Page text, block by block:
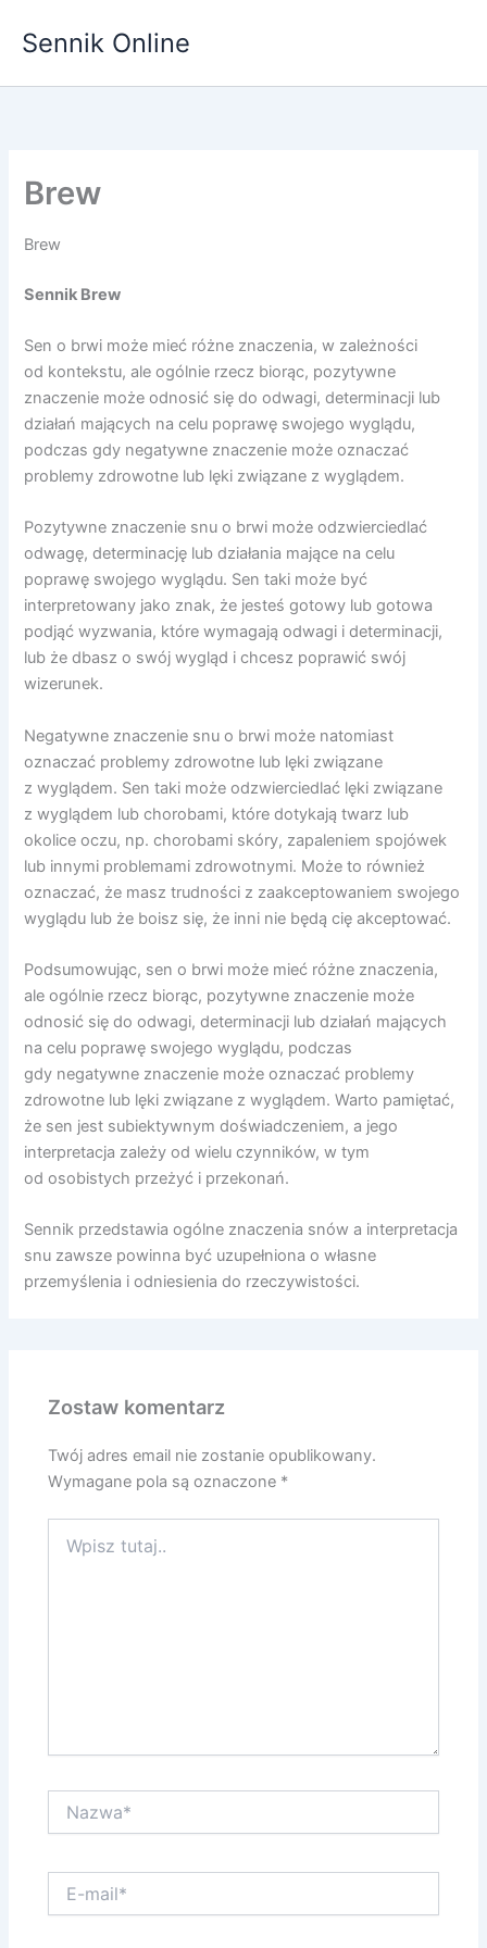
Sennik Online
Brew
Brew
Sennik Brew
Sen o brwi może mieć różne znaczenia, w zależności
od kontekstu, ale ogólnie rzecz biorąc, pozytywne
znaczenie może odnosić się do odwagi, determinacji lub
działań mających na celu poprawę swojego wyglądu,
podczas gdy negatywne znaczenie może oznaczać
problemy zdrowotne lub lęki związane z wyglądem.
Pozytywne znaczenie snu o brwi może odzwierciedlać
odwagę, determinację lub działania mające na celu
poprawę swojego wyglądu. Sen taki może być
interpretowany jako znak, że jesteś gotowy lub gotowa
podjąć wyzwania, które wymagają odwagi i determinacji,
lub że dbasz o swój wygląd i chcesz poprawić swój
wizerunek.
Negatywne znaczenie snu o brwi może natomiast
oznaczać problemy zdrowotne lub lęki związane
z wyglądem. Sen taki może odzwierciedlać lęki związane
z wyglądem lub chorobami, które dotykają twarz lub
okolice oczu, np. chorobami skóry, zapaleniem spojówek
lub innymi problemami zdrowotnymi. Może to również
oznaczać, że masz trudności z zaakceptowaniem swojego
wyglądu lub że boisz się, że inni nie będą cię akceptować.
Podsumowując, sen o brwi może mieć różne znaczenia,
ale ogólnie rzecz biorąc, pozytywne znaczenie może
odnosić się do odwagi, determinacji lub działań mających
na celu poprawę swojego wyglądu, podczas
gdy negatywne znaczenie może oznaczać problemy
zdrowotne lub lęki związane z wyglądem. Warto pamiętać,
że sen jest subiektywnym doświadczeniem, a jego
interpretacja zależy od wielu czynników, w tym
od osobistych przeżyć i przekonań.
Sennik przedstawia ogólne znaczenia snów a interpretacja
snu zawsze powinna być uzupełniona o własne
przemyślenia i odniesienia do rzeczywistości.
Zostaw komentarz
Twój adres email nie zostanie opublikowany.
Wymagane pola są oznaczone *
tutaj..
mail*